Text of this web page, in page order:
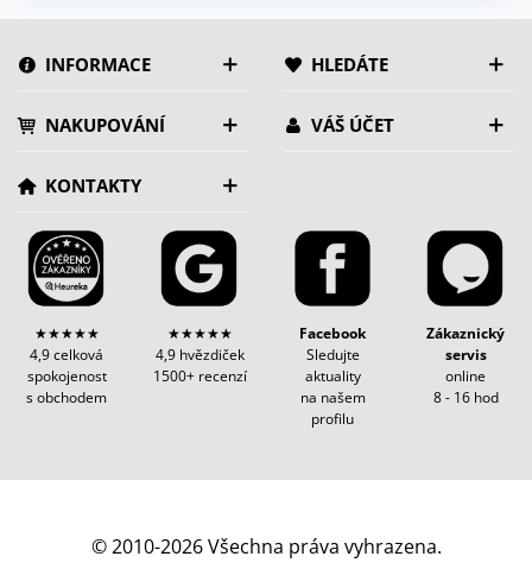
INFORMACE HLEDÁTE
NAKUPOVÁNÍ VÁŠ ÚČET
KONTAKTY
★★★★★
4,9 celková
spokojenost
s obchodem
★★★★★
4,9 hvězdiček
1500+ recenzí
Facebook
Sledujte
aktuality
na našem
profilu
Zákaznický
servis
online
8 - 16 hod
© 2010-2026 Všechna práva vyhrazena.